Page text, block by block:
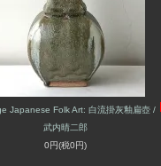
Japanese Folk Art: 白流掛灰釉扁壺 /
武内晴二郎
0円(税0円)